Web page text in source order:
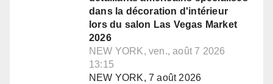
dans la décoration d'intérieur
lors du salon Las Vegas Market
2026
NEW YORK, ven., août 7 2026
13:15
NEW YORK, 7 août 2026